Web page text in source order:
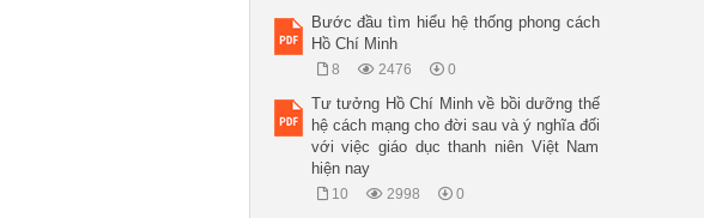
Bước đầu tìm hiểu hệ thống phong cách
Hồ Chí Minh
8 2476 0
Tư tưởng Hồ Chí Minh về bồi dưỡng thế
hệ cách mạng cho đời sau và ý nghĩa đối
với việc giáo dục thanh niên Việt Nam
hiện nay
10 2998 0